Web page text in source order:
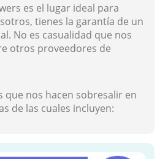
es el lugar ideal para
tienes la garantía de un
No es casualidad que nos
otros proveedores de
que nos hacen sobresalir en
de las cuales incluyen: